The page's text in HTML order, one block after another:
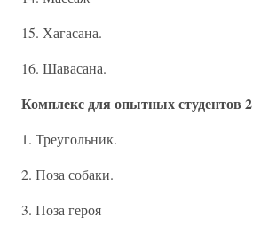
15. Хагасана.
16. Шавасана.
Комплекс для опытных студентов 2
1. Треугольник.
2. Поза собаки.
3. Поза героя